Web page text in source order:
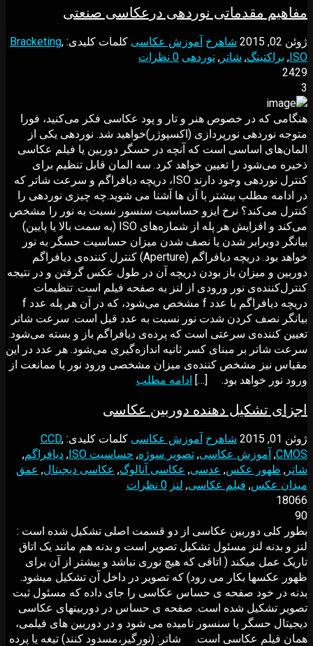
مفاهیم مقدماتی نوردهی درعکاسی صنعتی
ژوئن 02, 2015 شاهرخ آموزش عکاسی کلمات کلیدی: Bracketing,
ISO
, براکتینگ, شاتر , نوردهی 0 نظرات
2429
3
هنگامی که در خصوص هنر و تار و پود عکاسی فکر می‌کنید، فورا
متوجه نوردهی نورپردازی (اکسپوژر)خواهید شد. نوردهی یکی از
المان‌های اساسی است که آنچه در حسگر دوربین یا فیلم عکاسی
ذخیره می‌شود را تعیین خواهد کرد. سه المان قابل تنظیم برای
کنترل نوردهی وجود دارند ISO، دریچه دیافراگم و سرعت شاتر که
در ادامه مطلب بیشتر با آن ها آشنا می شوید.چه چیزی نوردهی را
کنترل می‌کند؟ نرخ ایزو حساسیت سنسور نسبت به نور را مشخص
می‌کند و افزایش هر پله از شماره‌های ISO (به سمت بالا یا پایین)
بیانگر دوبرابر شدن یا نصف شدن میزان حساسیت حسگر به نور
خواهد بود. دریچه دیافراگم (Aperture) کنترل کننده‌ی دیافراگم
دوربین و میزان باز بودن دریچه آن در طول عکس گرفتن و در نتیجه
کنترل‌کننده‌ی نور ورودی از لنز به صفحه فیلم است. تنظیمات
دریچه دیافراگم با عدد f مشخص می‌شود، که در آن هر پله عدد f
بیانگر نصف کردن شدت نور نسبت به عدد قبل است. سرعت شاتر
تعیین کننده‌ی سرعتی است که پرده‌ی دیافراگم باز و بسته می‌شود.
سرعت شاتر بر مبنای کسر ثانیه اندازه‌گیری می‌شود. هر عدد در این
مقیاس نیز مشخص کننده‌ی میزان مشخصی ورود نور یا ممانعت از
ورود نور خواهد بود. […] ادامه مطلب
اجزای تشکیل دهنده دوربین عکاسی
ژوئن 01, 2015 شاهرخ آموزش عکاسی کلمات کلیدی: CCD,
CMOS
, آموزش عکاسی, تصوير سوژه, حساسیت ISO , دیافراگم,
شاتر , ظهور عکس, عدسی, عکاسی آنالوگ, عکاسی دیجیتال, عمق
ميدان عکس, فیلم عکاسی, لنز 0 نظرات
18066
90
بطور کلی دوربین عکاسی از دو قسمت اصلی تشکیل شده است :
لنز و بدنه لنز مسئول تشکیل تصویر است و بدنه هم مانند یک اتاق
تاریک عمل میکند ( اتاقی که هیچ نوری نباشد و بیشتر از آن برای
ظهور عکسها بکار می رود) که تصویر در داخل آن تشکیل میشود.
بدنه در خود صفحه ی حساس عکاسی را جای داده که مسئول ثبت
تصویر تشکیل شده است. صفحه ی حساس در دوربینهای عکاسی
دیجیتال حسگر یا سنسور نامیده می شود و در دوربین های فیلمی،
همان فیلم عکاسی است. شاتر: (نورگیر،مسدود کنند) تیغه یا پرده